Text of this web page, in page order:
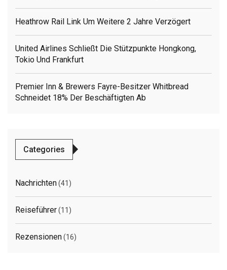
Heathrow Rail Link Um Weitere 2 Jahre Verzögert
United Airlines Schließt Die Stützpunkte Hongkong,
Tokio Und Frankfurt
Premier Inn & Brewers Fayre-Besitzer Whitbread
Schneidet 18% Der Beschäftigten Ab
Categories
Nachrichten(41)
Reiseführer(11)
Rezensionen(16)